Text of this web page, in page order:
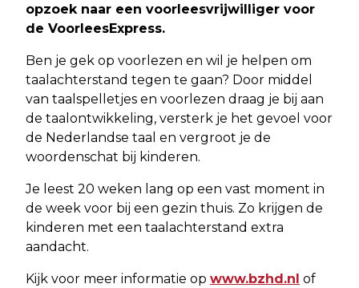
opzoek naar een voorleesvrijwilliger voor
de VoorleesExpress.
Ben je gek op voorlezen en wil je helpen om
taalachterstand tegen te gaan? Door middel
van taalspelletjes en voorlezen draag je bij aan
de taalontwikkeling, versterk je het gevoel voor
de Nederlandse taal en vergroot je de
woordenschat bij kinderen.
Je leest 20 weken lang op een vast moment in
de week voor bij een gezin thuis. Zo krijgen de
kinderen met een taalachterstand extra
aandacht.
Kijk voor meer informatie op www.bzhd.nl of